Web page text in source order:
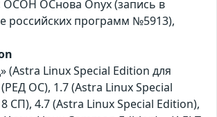
ОСОН ОСнова Оnyx (запись в
российских программ №5913),
(Astra Linux Special Edition для
ОС), 1.7 (Astra Linux Special
СП), 4.7 (Astra Linux Special Edition),